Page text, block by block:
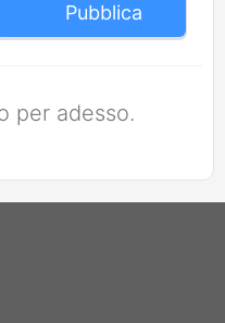
Pubblica
per adesso.